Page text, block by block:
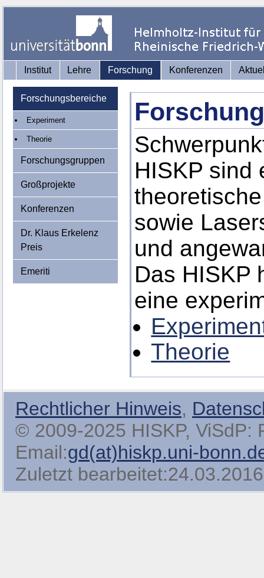
Institut Lehre Forschung Konferenzen
Forschungsbereiche
Experiment
Theorie
Forschungsgruppen
Großprojekte
Konferenzen
Dr. Klaus Erkelenz
Preis
Emeriti
HISKP sind
sowie
und
Das HISKP
eine
Theorie
Rechtlicher Hinweis,
© 2009-2025 HISKP, ViSdP:
Email:gd(at)hiskp.uni-
Zuletzt